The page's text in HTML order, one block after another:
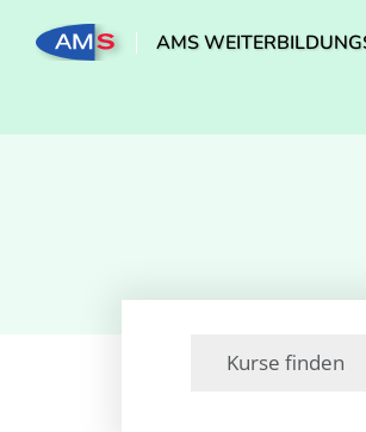
AMS